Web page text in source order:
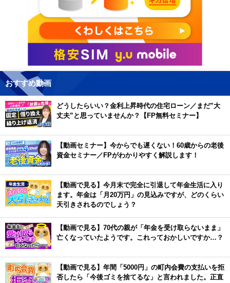
おすすめ動画
どうしたらいい？金利上昇時代の住宅ローン／まだ”大
丈夫”と思っていませんか？【FP無料セミナー】
【動画セミナー】今からでも遅くない！60歳からの老後
資金セミナー／FPがわかりやすく解説します！
【動画で見る】今月末で完全に引退して年金生活に入り
ます。年金は「月20万円」の見込みですが、どのくらい
天引きされるのでしょう？
【動画で見る】70代の親が「年金を受け取らないまま」
亡くなっていたようです。これっておかしいですか…？
【動画で見る】年間「5000円」の町内会費の支払いを拒
否したら「今後ゴミを捨てるな」と言われました。正直